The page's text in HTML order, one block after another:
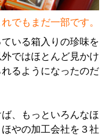
でもまだ一部です。
いる箱入りの珍味を
ではほとんど見かけ
るようになったのだ
、もっといろんなほ
やの加工会社を３社